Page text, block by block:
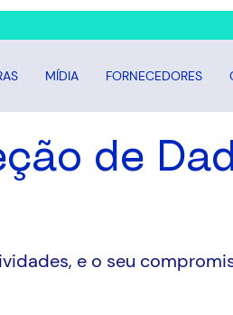
MÍDIA FORNECEDORES
de
e o seu